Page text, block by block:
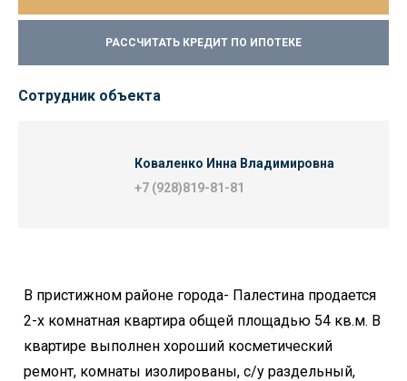
РАССЧИТАТЬ КРЕДИТ ПО ИПОТЕКЕ
Сотрудник объекта
Коваленко Инна Владимировна
+7 (928)819-81-81
В пристижном районе города- Палестина продается
2-х комнатная квартира общей площадью 54 кв.м. В
квартире выполнен хороший косметический
ремонт, комнаты изолированы, с/у раздельный,